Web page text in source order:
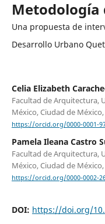
Metodología
Una propuesta de
Desarrollo Urbano
Celia Elizabeth
Facultad de Arquitectura,
México, Ciudad de
https://orcid.org/0000-0001-
Pamela Ileana Castro
Facultad de Arquitectura,
México, Ciudad de
https://orcid.org/0000-0002-
DOI: https://doi.org/